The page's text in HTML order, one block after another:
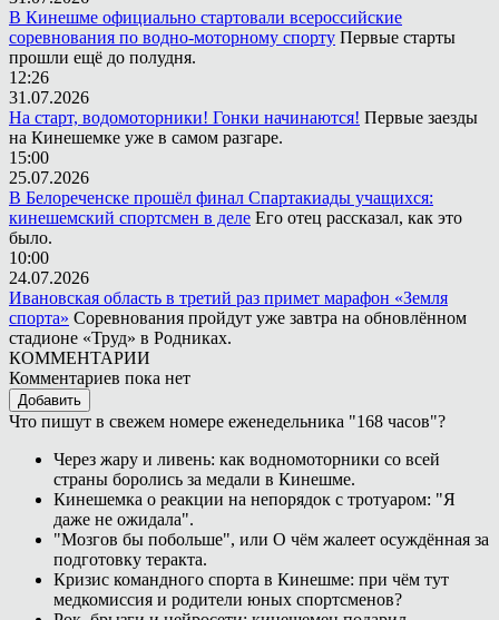
В Кинешме официально стартовали всероссийские
соревнования по водно-моторному спорту Первые старты
прошли ещё до полудня.
12:26
31.07.2026
На старт, водомоторники! Гонки начинаются! Первые заезды
на Кинешемке уже в самом разгаре.
15:00
25.07.2026
В Белореченске прошёл финал Спартакиады учащихся:
кинешемский спортсмен в деле Его отец рассказал, как это
было.
10:00
24.07.2026
Ивановская область в третий раз примет марафон «Земля
спорта» Соревнования пройдут уже завтра на обновлённом
стадионе «Труд» в Родниках.
КОММЕНТАРИИ
Комментариев пока нет
Добавить
Что пишут в свежем номере еженедельника "168 часов"?
Через жару и ливень: как водномоторники со всей
страны боролись за медали в Кинешме.
Кинешемка о реакции на непорядок с тротуаром: "Я
даже не ожидала".
"Мозгов бы побольше", или О чём жалеет осуждённая за
подготовку теракта.
Кризис командного спорта в Кинешме: при чём тут
медкомиссия и родители юных спортсменов?